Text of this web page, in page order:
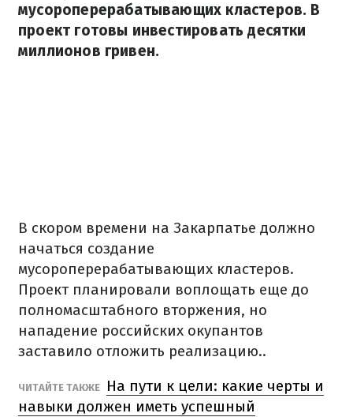
мусороперерабатывающих кластеров. В
проект готовы инвестировать десятки
миллионов гривен.
В скором времени на Закарпатье должно
начаться создание
мусороперерабатывающих кластеров.
Проект планировали воплощать еще до
полномасштабного вторжения, но
нападение российских окупантов
заставило отложить реализацию..
ЧИТАЙТЕ ТАКЖЕ
На пути к цели: какие черты и
навыки должен иметь успешный